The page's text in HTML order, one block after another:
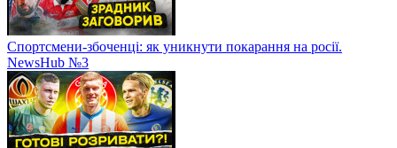
Спортсмени-збоченці: як уникнути покарання на росії.
NewsHub №3